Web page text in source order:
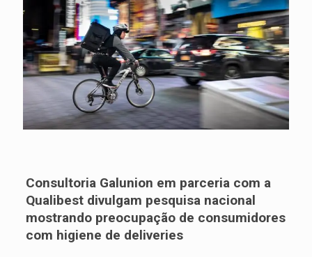
Consultoria Galunion em parceria com a
Qualibest divulgam pesquisa nacional
mostrando preocupação de consumidores
com higiene de deliveries